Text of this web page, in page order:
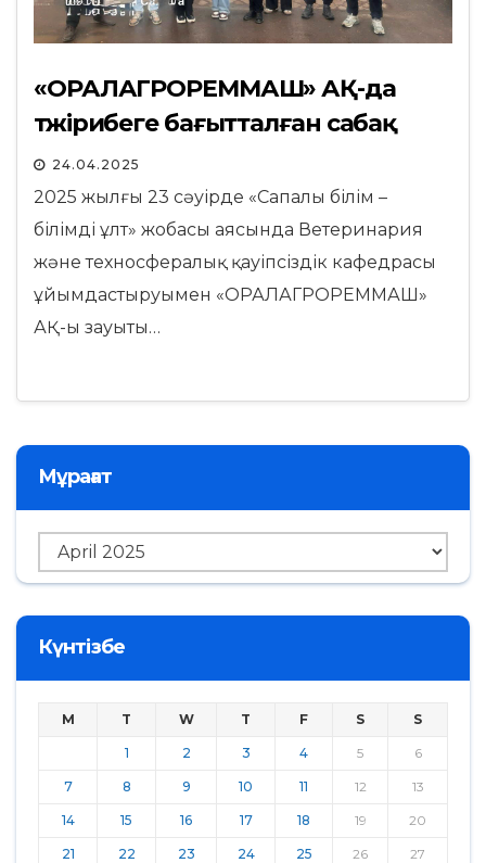
«ОРАЛАГРОРЕММАШ» АҚ-да
тәжірибеге бағытталған сабақ
24.04.2025
2025 жылғы 23 сәуірде «Сапалы білім –
білімді ұлт» жобасы аясында Ветеринария
және техносфералық қауіпсіздік кафедрасы
ұйымдастыруымен «ОРАЛАГРОРЕММАШ»
АҚ-ы зауыты…
Мұрағат
Мұрағат
Күнтізбе
M T W T F S S
1 2 3 4 5 6
7 8 9 10 11 12 13
14 15 16 17 18 19 20
21 22 23 24 25 26 27